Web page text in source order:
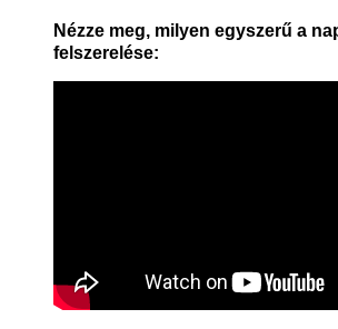
Nézze meg, milyen egyszerű a
felszerelése: